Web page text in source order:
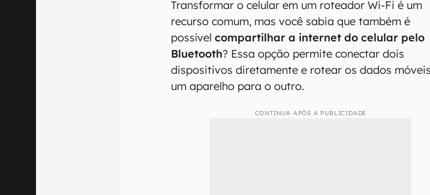
Transformar o celular em um roteador Wi-Fi é um
recurso comum, mas você sabia que também é
possívelcompartilhar a internet do celular pelo
Bluetooth? Essa opção permite conectar dois
dispositivos diretamente e rotear os dados
um aparelho para o outro.
CONTINUA APÓS A PUBLICIDADE